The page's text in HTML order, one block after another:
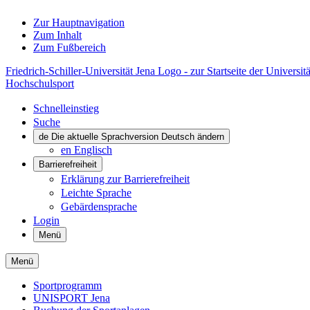
Zur Hauptnavigation
Zum Inhalt
Zum Fußbereich
Friedrich-Schiller-Universität Jena Logo - zur Startseite der
Hochschulsport
Schnelleinstieg
Suche
de Die aktuelle Sprachversion Deutsch ändern
en Englisch
Barrierefreiheit
Erklärung zur Barrierefreiheit
Leichte Sprache
Gebärdensprache
Login
Menü
Menü
Sportprogramm
UNISPORT Jena